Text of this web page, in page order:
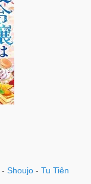
-Shoujo -Tu Tiên